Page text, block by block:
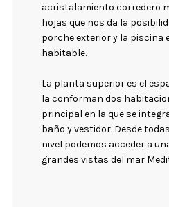
acristalamiento corredero
hojas que nos da la
porche exterior y la piscina
habitable.
La planta superior es el
la conforman dos
principal en la que se
baño y vestidor. Desde
nivel podemos acceder a
grandes vistas del mar